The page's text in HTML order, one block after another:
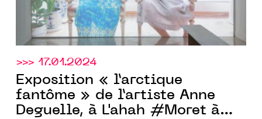
>>> 17.01.2024
Exposition « l’arctique
fantôme » de l’artiste Anne
Deguelle, à L'ahah #Moret à